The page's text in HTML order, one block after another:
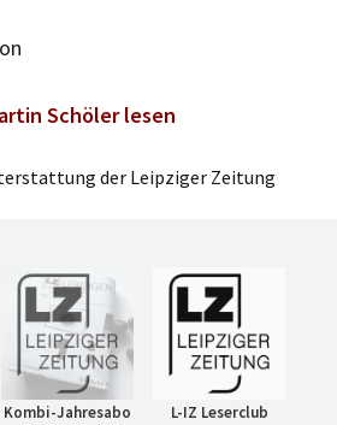
Schöler lesen
der Leipziger Zeitung
Kombi-Jahresabo
L-IZ Leserclub